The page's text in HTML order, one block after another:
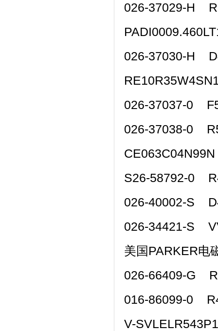
026-37029-H
026-37030-H
026-37037-0
026-37038-0
S26-58792-0
026-40002-S
026-34421-S
美国PARKER电
026-66409-G
016-86099-0
V-